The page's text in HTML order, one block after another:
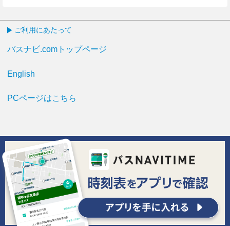
ご利用にあたって
バスナビ.comトップページ
English
PCページはこちら